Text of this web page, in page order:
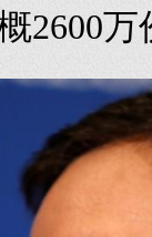
2600万